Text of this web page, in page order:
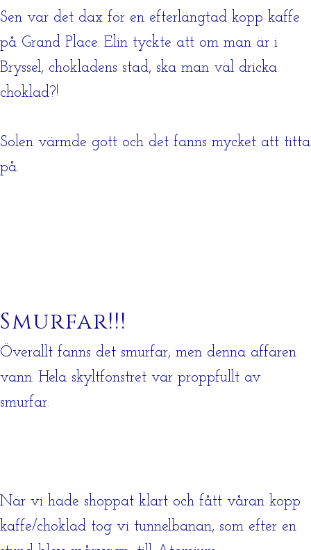
Sen var det dax för en efterlängtad kopp kaffe
på Grand Place. Elin tyckte att om man är i
Bryssel, chokladens stad, ska man väl dricka
choklad?!
Solen värmde gott och det fanns mycket att titta
på.
Smurfar!!!
Överallt fanns det smurfar, men denna affären
vann. Hela skyltfönstret var proppfullt av
smurfar.
När vi hade shoppat klart och fått våran kopp
kaffe/choklad tog vi tunnelbanan, som efter en